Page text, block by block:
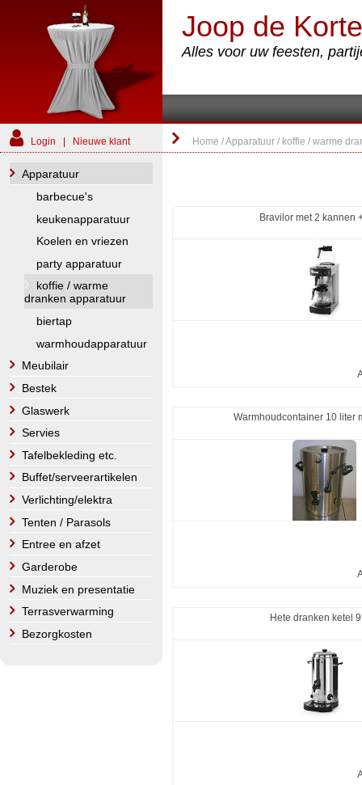
Joop de
Alles voor uw feesten,
Login Nieuwe klant Home /Apparatuur / koffie / warme
Apparatuur
barbecue's
keukenapparatuur
Koelen en vriezen
party apparatuur
koffie / warme
dranken apparatuur
biertap
warmhoudapparatuur
Meubilair
Bestek
Glaswerk
Servies
Tafelbekleding etc.
Buffet/serveerartikelen
Verlichting/elektra
Tenten / Parasols
Entree en afzet
Garderobe
Muziek en presentatie
Terrasverwarming
Bezorgkosten
Bravilor met 2 kannen
Warmhoudcontainer 10 liter
Hete dranken ketel